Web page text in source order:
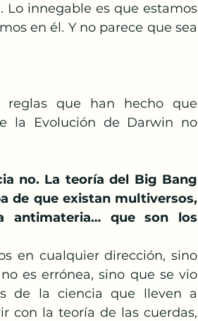
Lo innegable es que estamos
en él. Y no parece que sea
que han hecho que
la Evolución de Darwin no
no. La teoría del Big Bang
de que existan multiversos,
que son los
en cualquier dirección, sino
es errónea, sino que se vio
de la ciencia que lleven a
con la teoría de las cuerdas,